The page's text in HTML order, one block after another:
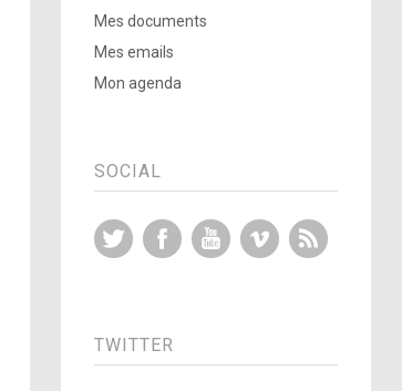
Mes documents
Mes emails
Mon agenda
SOCIAL
Twitter FacebookYouTubeVimeo
TWITTER